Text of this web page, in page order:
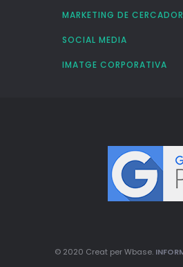
MARKETING DE
SOCIAL MEDIA
IMATGE CORPORATIVA
© 2020 Creat per Wbase.